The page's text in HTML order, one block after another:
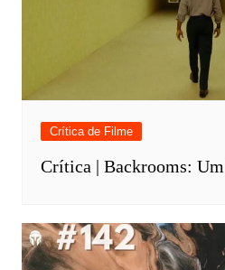
Crítica de Filme
Crítica | Backrooms: